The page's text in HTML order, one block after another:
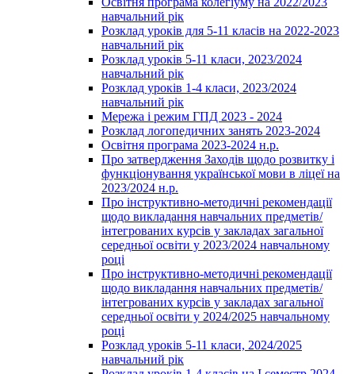
навчальний рік
Розклад уроків для 5-11 класів на 2022-2023
навчальний рік
Розклад уроків 5-11 класи, 2023/2024
навчальний рік
Розклад уроків 1-4 класи, 2023/2024
навчальний рік
Мережа і режим ГПД 2023 - 2024
Розклад логопедичних занять 2023-2024
Освітня програма 2023-2024 н.р.
Про затвердження Заходів щодо розвитку і
функціонування української мови в ліцеї на
2023/2024 н.р.
Про інструктивно-методичні рекомендації
щодо викладання навчальних предметів/
інтегрованих курсів у закладах загальної
середньої освіти у 2023/2024 навчальному
році
Про інструктивно-методичні рекомендації
щодо викладання навчальних предметів/
інтегрованих курсів у закладах загальної
середньої освіти у 2024/2025 навчальному
році
Розклад уроків 5-11 класи, 2024/2025
навчальний рік